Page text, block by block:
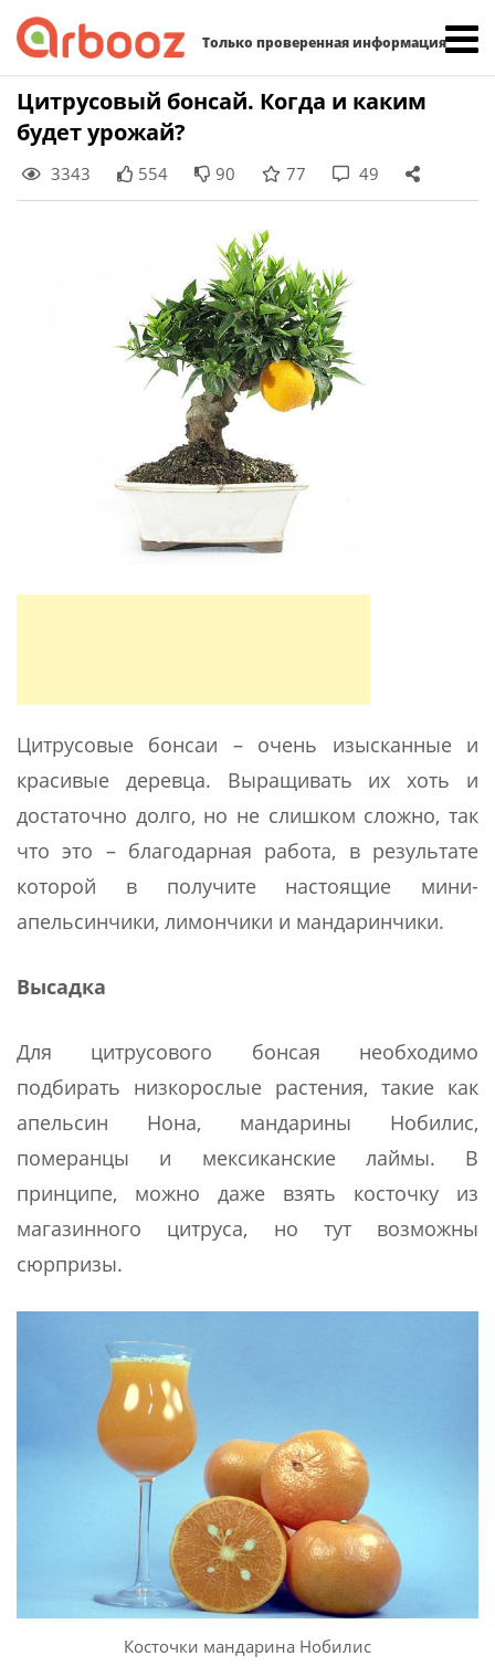
Только проверенная информация
Skip
to
content
Цитрусовый бонсай. Когда и каким
будет урожай?
3343 554 90 77 49
Цитрусовые бонсаи – очень изысканные и
красивые деревца. Выращивать их хоть и
достаточно долго, но не слишком сложно, так
что это – благодарная работа, в результате
которой в получите настоящие мини-
апельсинчики, лимончики и мандаринчики.
Высадка
Для цитрусового бонсая необходимо
подбирать низкорослые растения, такие как
апельсин Нона, мандарины Нобилис,
померанцы и мексиканские лаймы. В
принципе, можно даже взять косточку из
магазинного цитруса, но тут возможны
сюрпризы.
Косточки мандарина Нобилис
Найти: